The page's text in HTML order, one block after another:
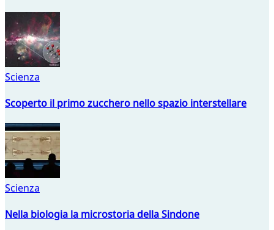
Scienza
Scoperto il primo zucchero nello spazio interstellare
Scienza
Nella biologia la microstoria della Sindone